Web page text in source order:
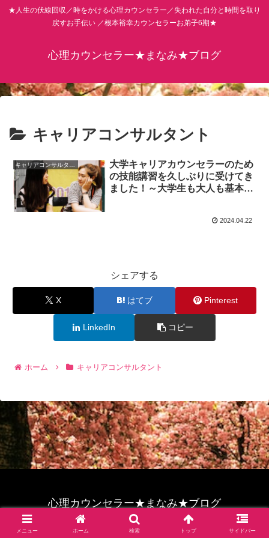
★人生の伏線回収／時をかける心理カウンセラー／失われた自分と時間を取り
戻すお手伝い ／根本裕幸カウンセラーお弟子6期★
心理カウンセラー★まなみ★ブログ
キャリアコンサルタント
大学キャリアカウンセラーのため
の技能講習を久しぶりに受けてき
ました！～大学生も大人も基本は
2024.04.22
シェアする
X はてブ Pinterest
LinkedIn コピー
ホーム キャリアコンサルタント
心理カウンセラー★まなみ★ブログ
© 2022 心理カウンセラー★まなみ★ブログ.
メニュー ホーム 検索 トップ サイドバー